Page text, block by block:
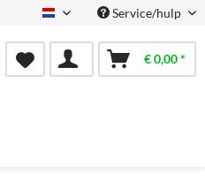
Dutch Service/hulp
€ 0,00 *